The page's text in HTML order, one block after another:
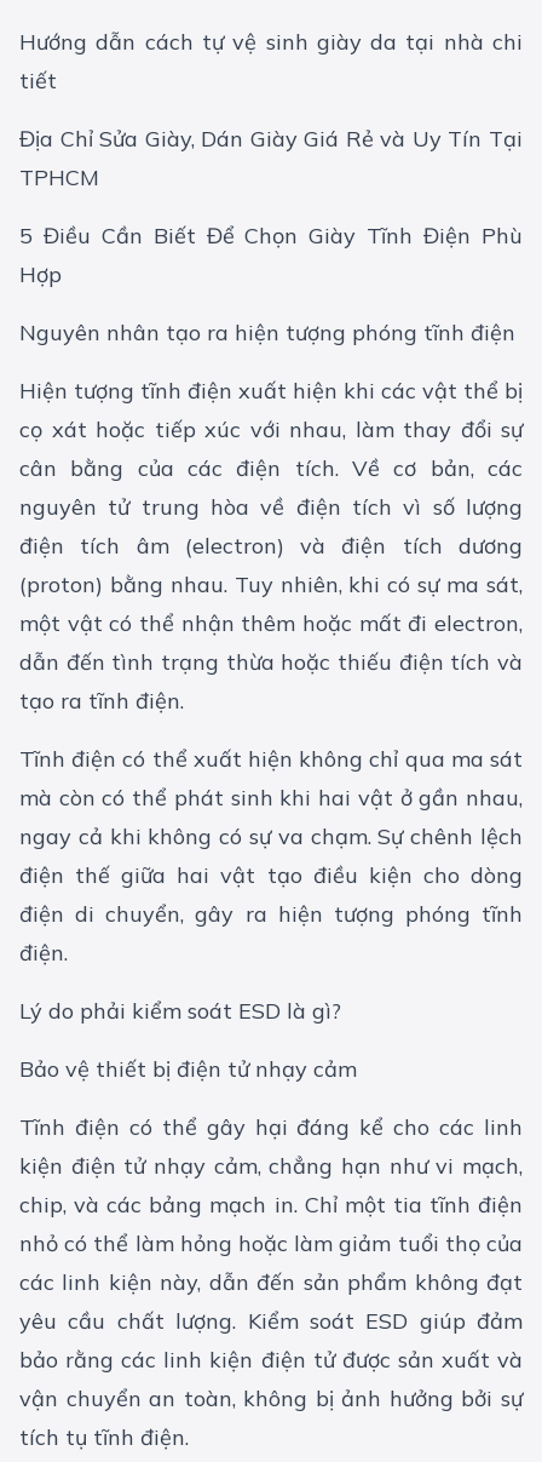
Hướng dẫn cách tự vệ sinh giày da tại nhà chi
tiết
Địa Chỉ Sửa Giày, Dán Giày Giá Rẻ và Uy Tín Tại
TPHCM
5 Điều Cần Biết Để Chọn Giày Tĩnh Điện Phù
Hợp
Nguyên nhân tạo ra hiện tượng phóng tĩnh điện
Hiện tượng tĩnh điện xuất hiện khi các vật thể bị
cọ xát hoặc tiếp xúc với nhau, làm thay đổi sự
cân bằng của các điện tích. Về cơ bản, các
nguyên tử trung hòa về điện tích vì số lượng
điện tích âm (electron) và điện tích dương
(proton) bằng nhau. Tuy nhiên, khi có sự ma sát,
một vật có thể nhận thêm hoặc mất đi electron,
dẫn đến tình trạng thừa hoặc thiếu điện tích và
tạo ra tĩnh điện.
Tĩnh điện có thể xuất hiện không chỉ qua ma sát
mà còn có thể phát sinh khi hai vật ở gần nhau,
ngay cả khi không có sự va chạm. Sự chênh lệch
điện thế giữa hai vật tạo điều kiện cho dòng
điện di chuyển, gây ra hiện tượng phóng tĩnh
điện.
Lý do phải kiểm soát ESD là gì?
Bảo vệ thiết bị điện tử nhạy cảm
Tĩnh điện có thể gây hại đáng kể cho các linh
kiện điện tử nhạy cảm, chẳng hạn như vi mạch,
chip, và các bảng mạch in. Chỉ một tia tĩnh điện
nhỏ có thể làm hỏng hoặc làm giảm tuổi thọ của
các linh kiện này, dẫn đến sản phẩm không đạt
yêu cầu chất lượng. Kiểm soát ESD giúp đảm
bảo rằng các linh kiện điện tử được sản xuất và
vận chuyển an toàn, không bị ảnh hưởng bởi sự
tích tụ tĩnh điện.